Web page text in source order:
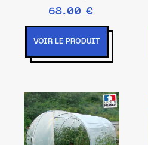
serre tunnel 2m x
3m
68.00 €
VOIR LE PRODUIT